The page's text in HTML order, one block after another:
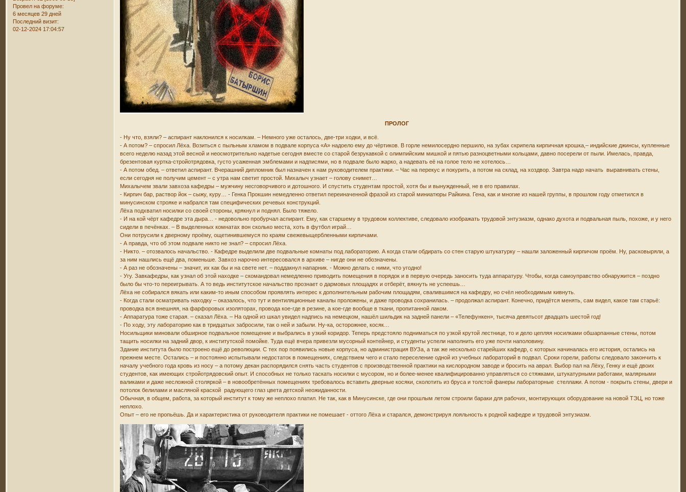
Провел на форуме:
6 месяцев 29 дней
Последний визит:
02-12-2024 17:04:57
ПРОЛОГ
- Ну что, взяли? – аспирант наклонился к носилкам. – Немного уже осталось, две-три ходки, и всё.
- А потом? – спросил Лёха. Возиться с пыльным хламом в подвале корпуса «А» надоело ему до чёртиков. В горле немилосердно першило, на зубах скрипела кирпичная крошка,– индийские джинсы, купленные
всего неделю назад этой весной и неосмотрительно надетые сегодня вместе со старой безрукавкой с олимпийским мишкой и пятью разноцветными кольцами, давно посерели от пыли. Имелась, правда,
брезентовая куртка-стройотрядовка, густо усаженная эмблемами и надписями, но в подвале было жарко, а надевать её на голое тело не хотелось…
- А потом обед. – ответил аспирант. Вчерашний дипломник был назначен к нам руководителем практики. – Час на перекус и покурить, а потом на склад, на хоздвор. Завтра надо начать выравнивать стены,
если сегодня не получим цемент – с утра нам светит простой. Михалыч узнает – голову снимет…
Михалычем звали завхоза кафедры – мужчину несговорчивого и дотошного. И спустить студентам простой, хотя бы и вынужденный, не в его правилах.
- Кирпич бар, раствор йок – сыжу, куру… - Генка Прокшин немедленно ответил переиначенной фразой из старой миниатюры Райкина. Гена, как и многие из нашей группы, в прошлом году отметился в
минусинском строяке и набрался там специфических речевых конструкций.
Лёха подхватил носилки со своей стороны, крякнул и поднял. Было тяжело.
- И на кой чёрт кафедре эта дыра… - недовольно пробурчал аспирант. Ему, как старшему в трудовом коллективе, следовало изображать трудовой энтузиазм, однако духота и подвальная пыль, похоже, и у него
сидели в печёнках. – В выделенных комнатах вон сколько места, хоть в футбол играй…
Они потрусили к дверному проёму, ощетинившемуся по краям свежевыщербленными кирпичами.
- А правда, что об этом подвале никто не знал? – спросил Лёха.
- Никто. – отозвалось начальство. - Кафедре выделили две подвальные комнаты под лабораторию. А когда стали обдирать со стен старую штукатурку – нашли заложенный кирпичом проём. Ну, расковыряли, а
за ним нашлись ещё два, поменьше. Завхоз нарочно интересовался в архиве – нигде они не обозначены.
- А раз не обозначены – значит, их как бы и на свете нет. – поддакнул напарник. - Можно делать с ними, что угодно!
- Угу. Завкафедры, как узнал об этой находке – скомандовал немедленно приводить помещения в порядок и в первую очередь заносить туда аппаратуру. Чтобы, когда самоуправство обнаружится – поздно
было бы что-то переигрывать. А то ведь институтское начальство прознает о дармовых площадях и отберёт, вякнуть не успеешь…
Лёха не собирался вякать или каким-то иным способом проявлять интерес к дополнительным рабочим площадям, свалившимся на кафедру, но счёл необходимым кивнуть.
- Когда стали осматривать находку – оказалось, что тут и вентиляционные каналы проложены, и даже проводка сохранилась. – продолжал аспирант. Конечно, придётся менять, сам видел, какое там старьё:
проводка вся внешняя, на фарфоровых изоляторах, провода кое-где в резине, а кое-где вообще в ткани, пропитанной лаком.
- Аппаратура тоже старая. – сказал Лёха. – На одной из шкал увидел надпись на немецком, нашёл шильдик на задней панели – «Телефункен», тысяча девятьсот двадцать шестой год!
- По ходу, эту лабораторию как в тридцатых забросили, так о ней и забыли. Ну-ка, осторожнее, косяк…
Носильщики миновали обширное подвальное помещение и выбрались в узкий коридор. Теперь предстояло подниматься по узкой крутой лестнице, то и дело цепляя носилками обшарпанные стены, потом
тащить носилки на задний двор, к институтской помойке. Туда ещё вчера привезли мусорный контейнер, и студенты успели наполнить его уже почти наполовину.
Здание института было построено ещё до революции. С тех пор появились новые корпуса, но администрация ВУЗа, а так же несколько старейших кафедр, с которых начиналась его история, остались на
прежнем месте. Остались – и постоянно испытывали недостаток в помещениях, следствием чего и стало переселение одной из учебных лабораторий в подвал. Сроки горели, работы следовало закончить к
началу учебного года кровь из носу – а потому декан распорядился снять часть студентов с производственной практики на кислородном заводе и бросить на аврал. Выбор пал на Лёху, Генку и ещё двоих
студентов, как имеющих стройотрядовский опыт. И способных не только таскать носилки с мусором, но и более-менее квалифицированно управляться со стяжками, штукатурными работами, малярными
валиками и даже несложной столяркой – в новообретённых помещениях требовалось вставить дверные косяки, сколотить из бруса и толстой фанеры лабораторные стеллажи. А потом - покрыть стены, двери и
потолок белилами и масляной краской радующего глаз цвета детской неожиданности.
Обычная, в общем, работа, за который институт к тому же неплохо платил. Не так, как в Минусинске, где они прошлым летом строили бараки для рабочих, монтирующих оборудование на новой ТЭЦ, но тоже
неплохо.
Опыт – его не пропьёшь. Да и характеристика от руководителя практики не помешает - оттого Лёха и старался, демонстрируя лояльность к родной кафедре и трудовой энтузиазм.